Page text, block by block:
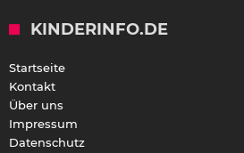
KINDERINFO.DE
Startseite
Kontakt
Über uns
Impressum
Datenschutz